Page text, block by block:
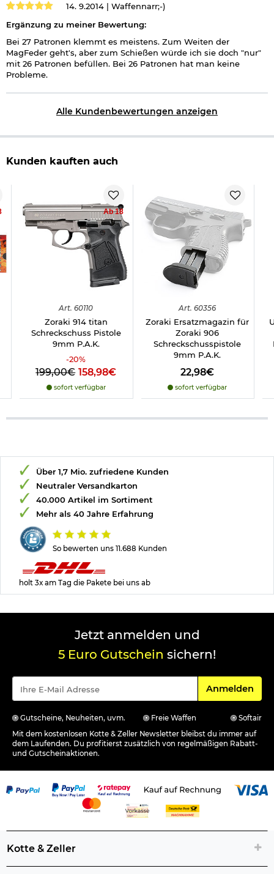
14. 9.2014 | Waffennarr;-)
Ergänzung zu meiner Bewertung:
Bei 27 Patronen klemmt es meistens. Zum Weiten der
MagFeder geht's, aber zum Schießen würde ich sie doch "nur"
mit 26 Patronen befüllen. Bei 26 Patronen hat man keine
Probleme.
Alle Kundenbewertungen anzeigen
Kunden kauften auch
Ab 18
Art. 60110
Zoraki 914 titan
Schreckschuss Pistole
9mm P.A.K.
-20%
199,00€ 158,98€
sofort verfügbar
Art. 60356
Zoraki Ersatzmagazin für
Zoraki 906
Schreckschusspistole
9mm P.A.K.
22,98€
sofort verfügbar
So bewerten uns 11.688 Kunden
Über 1,7 Mio. zufriedene Kunden
Neutraler Versandkarton
40.000 Artikel im Sortiment
Mehr als 40 Jahre Erfahrung
holt 3x am Tag die Pakete bei uns ab
Jetzt anmelden und
5 Euro Gutschein sichern!
Für den
Anmelden
Gutscheine, Neuheiten, uvm. Freie Waffen
Softair
Mit dem kostenlosen Kotte & Zeller Newsletter bleibst du immer auf
dem Laufenden. Du profitierst zusätzlich von regelmäßigen Rabatt-
und Gutscheinaktionen.
Kotte & Zeller